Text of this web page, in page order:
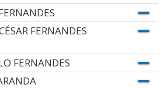
FERNANDES
FERNANDES